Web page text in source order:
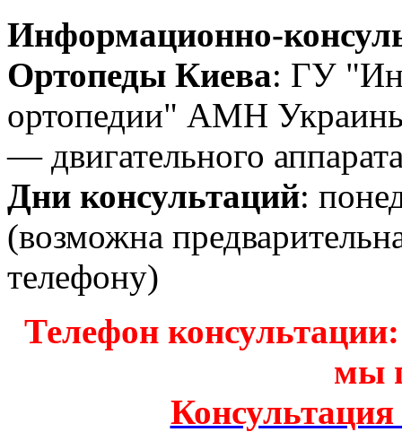
Информационно-
Ортопеды Киева: ГУ
ортопедии" АМН
— двигательного
Дни консультаций:
(возможна
телефону)
Телефон
мы